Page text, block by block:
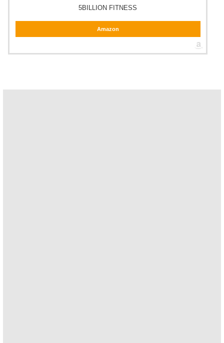
5BILLION FITNESS
Amazon